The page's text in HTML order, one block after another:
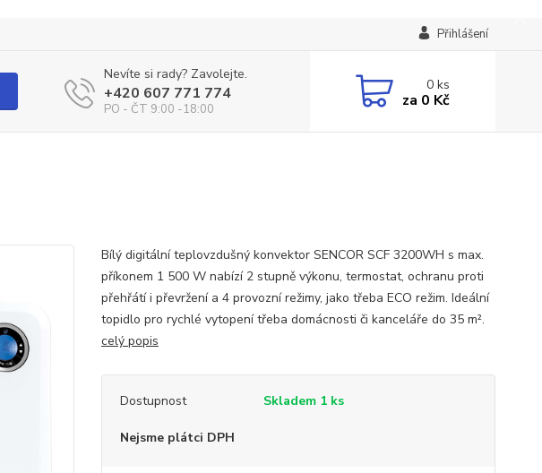
Přihlášení
Nevíte si rady? Zavolejte.
+420 607 771 774
PO - ČT 9:00 -18:00
0ks
za 0 Kč
Bílý digitální teplovzdušný konvektor SENCOR SCF 3200WH s max.
příkonem 1 500 W nabízí 2 stupně výkonu, termostat, ochranu proti
přehřátí i převržení a 4 provozní režimy, jako třeba ECO režim. Ideální
topidlo pro rychlé vytopení třeba domácnosti či kanceláře do 35 m².
celý popis
Dostupnost Skladem 1 ks
Nejsme plátci DPH